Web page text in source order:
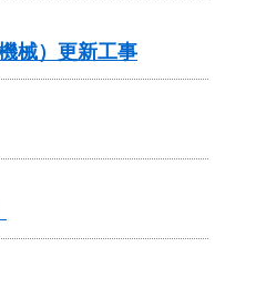
械）更新工事